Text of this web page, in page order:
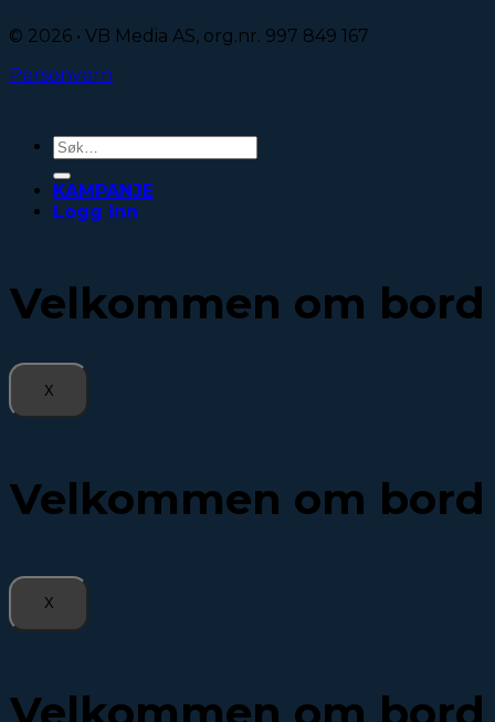
© 2026 • VB Media AS, org.nr. 997 849 167
Personvern
Søk
KAMPANJE
Logg inn
Velkommen om bord
X
Velkommen om bord
X